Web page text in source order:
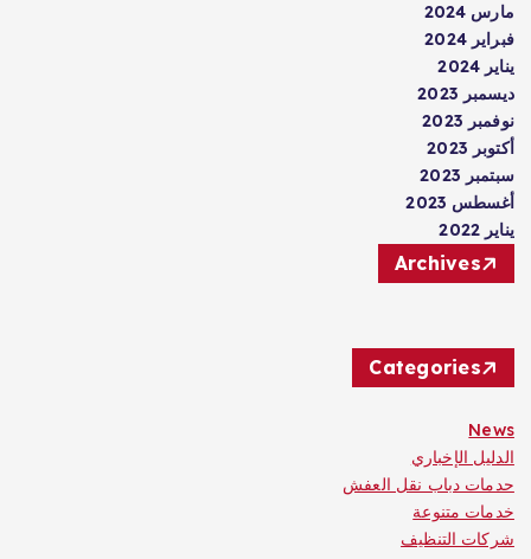
مارس 2024
فبراير 2024
يناير 2024
ديسمبر 2023
نوفمبر 2023
أكتوبر 2023
سبتمبر 2023
أغسطس 2023
يناير 2022
Archives
Categories
News
الدليل الإخباري
حدمات دباب نقل العفش
خدمات متنوعة
شركات التنظيف